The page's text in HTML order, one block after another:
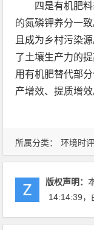
所属分类： 环境时评
四是有机肥
的氮磷钾养分一
且成为乡村污染
了土壤生产力的
用有机肥替代部
产增效、提质增效
版权声明：
14:14:39